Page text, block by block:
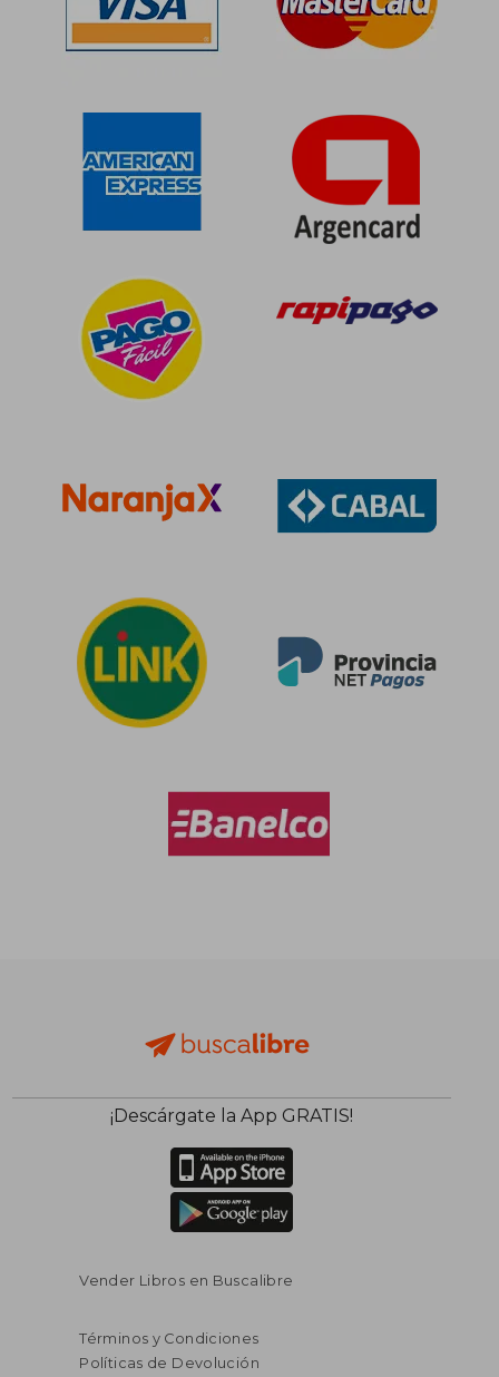
50% $ 172.092
¡Descárgate la App GRATIS!
Vender Libros en Buscalibre
Términos y Condiciones
Políticas de Devolución